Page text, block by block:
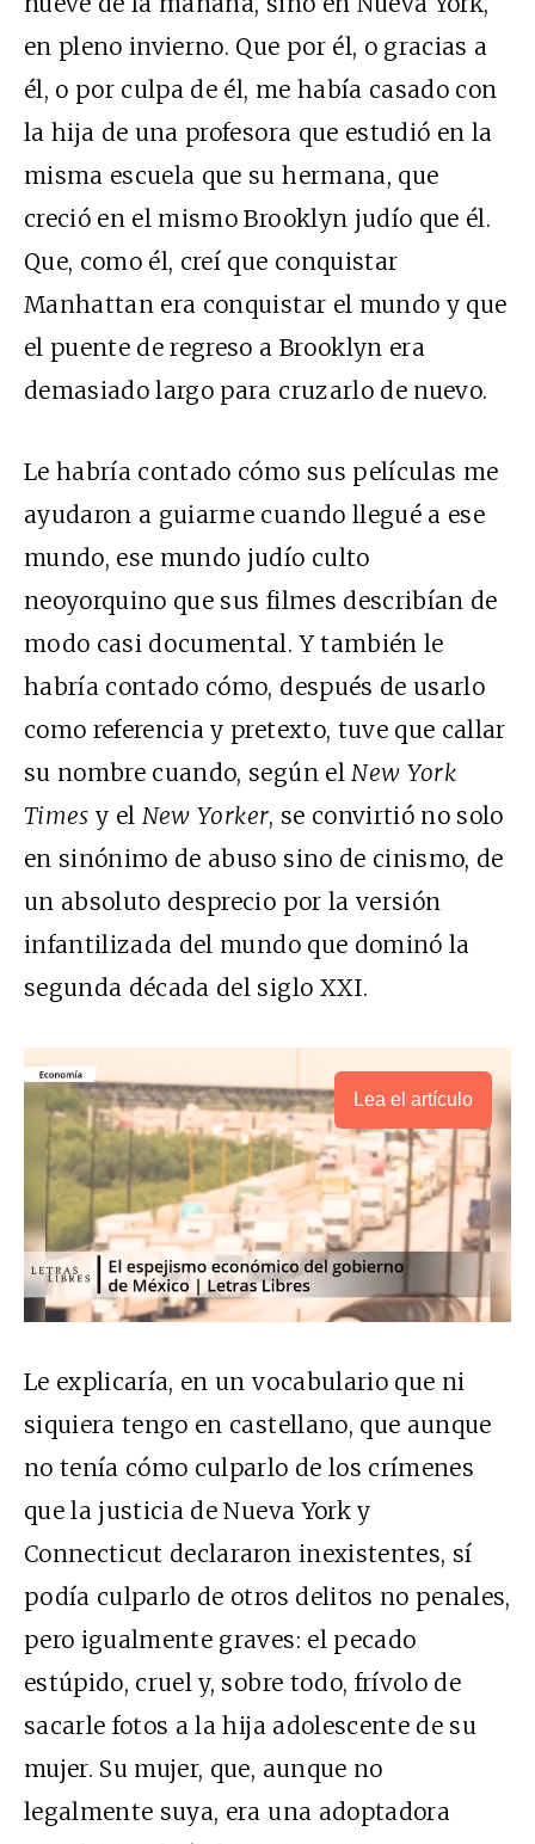
en pleno invierno. Que por él, o gracias a
él, o por culpa de él, me había casado con
la hija de una profesora que estudió en la
misma escuela que su hermana, que
creció en el mismo Brooklyn judío que él.
Que, como él, creí que conquistar
Manhattan era conquistar el mundo y que
el puente de regreso a Brooklyn era
demasiado largo para cruzarlo de nuevo.
Le habría contado cómo sus películas me
ayudaron a guiarme cuando llegué a ese
mundo, ese mundo judío culto
neoyorquino que sus filmes describían de
modo casi documental. Y también le
habría contado cómo, después de usarlo
como referencia y pretexto, tuve que callar
su nombre cuando, según elNew York
Times y el New Yorker, se convirtió no solo
en sinónimo de abuso sino de cinismo, de
un absoluto desprecio por la versión
infantilizada del mundo que dominó la
segunda década del siglo XXI.
Lea el artículo
Le explicaría, en un vocabulario que ni
siquiera tengo en castellano, que aunque
no tenía cómo culparlo de los crímenes
que la justicia de Nueva York y
Connecticut declararon inexistentes, sí
podía culparlo de otros delitos no penales,
pero igualmente graves: el pecado
estúpido, cruel y, sobre todo, frívolo de
sacarle fotos a la hija adolescente de su
mujer. Su mujer, que, aunque no
legalmente suya, era una adoptadora